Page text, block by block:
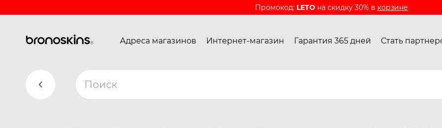
Промокод: LETO на скидку 30% в корзине
Адреса магазинов Интернет-магазин Гарантия 365 дней Стать